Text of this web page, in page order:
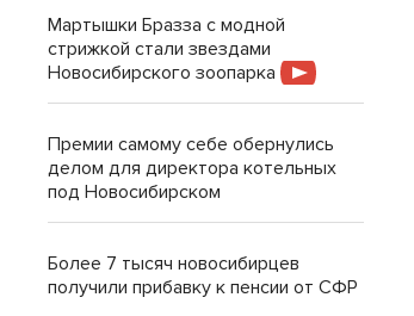
Мартышки Бразза с модной
стрижкой стали звездами
Новосибирского зоопарка
Премии самому себе обернулись
делом для директора котельных
под Новосибирском
Более 7 тысяч новосибирцев
получили прибавку к пенсии от СФР